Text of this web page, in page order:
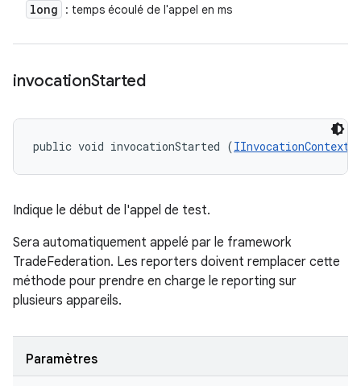
long : temps écoulé de l'appel en ms
invocationStarted
public void invocationStarted (IInvocationContext
Indique le début de l'appel de test.
Sera automatiquement appelé par le framework
TradeFederation. Les reporters doivent remplacer cette
méthode pour prendre en charge le reporting sur
plusieurs appareils.
Paramètres